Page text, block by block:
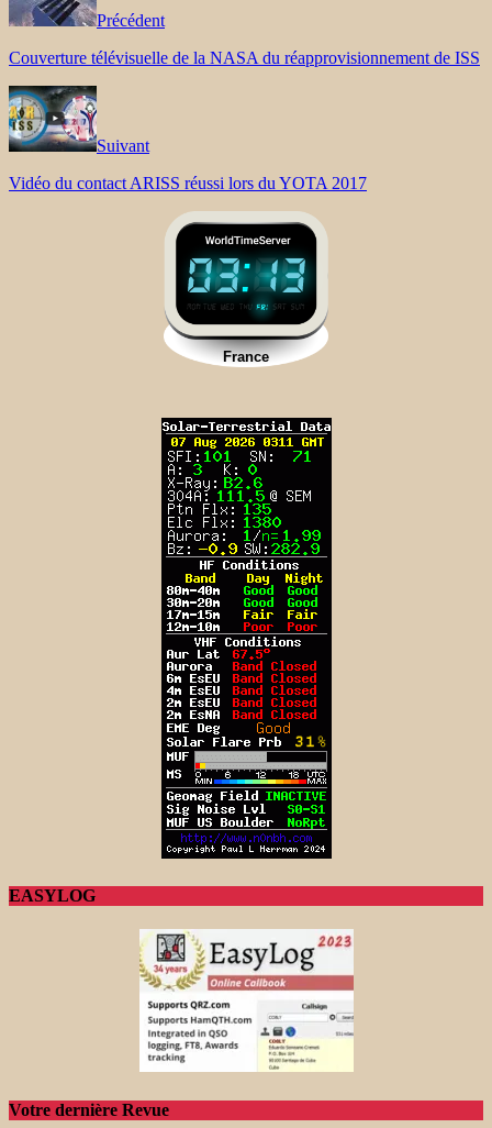
Précédent
Couverture télévisuelle de la NASA du réapprovisionnement de ISS
Suivant
Vidéo du contact ARISS réussi lors du YOTA 2017
EASYLOG
Votre dernière Revue